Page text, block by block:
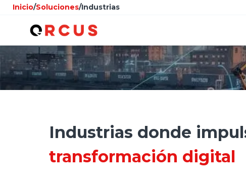
Inicio/Soluciones/Industrias
Industrias donde
transformación digital